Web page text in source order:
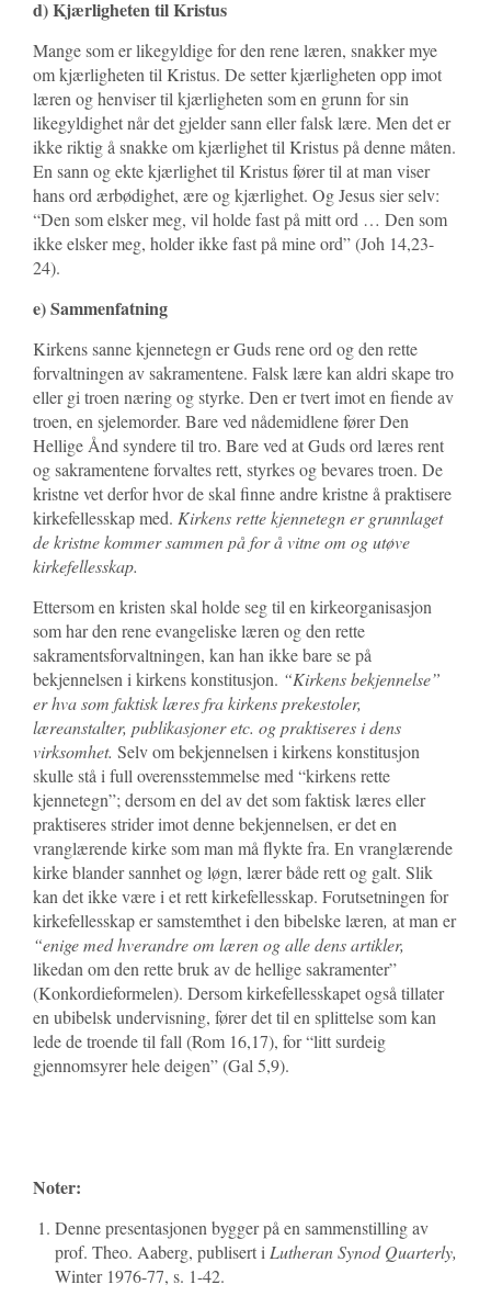
d) Kjærligheten til Kristus
Mange som er likegyldige for den rene læren, snakker mye
om kjærligheten til Kristus. De setter kjærligheten opp imot
læren og henviser til kjærligheten som en grunn for sin
likegyldighet når det gjelder sann eller falsk lære. Men det er
ikke riktig å snakke om kjærlighet til Kristus på denne måten.
En sann og ekte kjærlighet til Kristus fører til at man viser
hans ord ærbødighet, ære og kjærlighet. Og Jesus sier selv:
“Den som elsker meg, vil holde fast på mitt ord … Den som
ikke elsker meg, holder ikke fast på mine ord” (Joh 14,23-
24).
e) Sammenfatning
Kirkens sanne kjennetegn er Guds rene ord og den rette
forvaltningen av sakramentene. Falsk lære kan aldri skape tro
eller gi troen næring og styrke. Den er tvert imot en fiende av
troen, en sjelemorder. Bare ved nådemidlene fører Den
Hellige Ånd syndere til tro. Bare ved at Guds ord læres rent
og sakramentene forvaltes rett, styrkes og bevares troen. De
kristne vet derfor hvor de skal finne andre kristne å praktisere
kirkefellesskap med. Kirkens rette kjennetegn er grunnlaget
de kristne kommer sammen på for å vitne om og utøve
kirkefellesskap.
Ettersom en kristen skal holde seg til en kirkeorganisasjon
som har den rene evangeliske læren og den rette
sakramentsforvaltningen, kan han ikke bare se på
bekjennelsen i kirkens konstitusjon. “Kirkens bekjennelse”
er hva som faktisk læres fra kirkens prekestoler,
læreanstalter, publikasjoner etc. og praktiseres i dens
virksomhet. Selv om bekjennelsen i kirkens konstitusjon
skulle stå i full overensstemmelse med “kirkens rette
kjennetegn”; dersom en del av det som faktisk læres eller
praktiseres strider imot denne bekjennelsen, er det en
vranglærende kirke som man må flykte fra. En vranglærende
kirke blander sannhet og løgn, lærer både rett og galt. Slik
kan det ikke være i et rett kirkefellesskap. Forutsetningen for
kirkefellesskap er samstemthet i den bibelske læren, at man er
“enige med hverandre om læren og alle dens artikler,
likedan om den rette bruk av de hellige sakramenter”
(Konkordieformelen). Dersom kirkefellesskapet også tillater
en ubibelsk undervisning, fører det til en splittelse som kan
lede de troende til fall (Rom 16,17), for “litt surdeig
gjennomsyrer hele deigen” (Gal 5,9).
Noter:
Denne presentasjonen bygger på en sammenstilling av
prof. Theo. Aaberg, publi­sert iLutheran Synod Quarterly,
Winter 1976-77, s. 1-42.